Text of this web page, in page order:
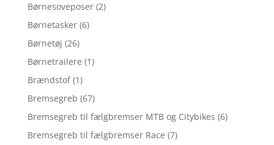
Børnesoveposer (2)
Børnetasker (6)
Børnetøj (26)
Børnetrailere (1)
Brændstof (1)
Bremsegreb (67)
Bremsegreb til fælgbremser MTB og Citybikes (6)
Bremsegreb til fælgbremser Race (7)